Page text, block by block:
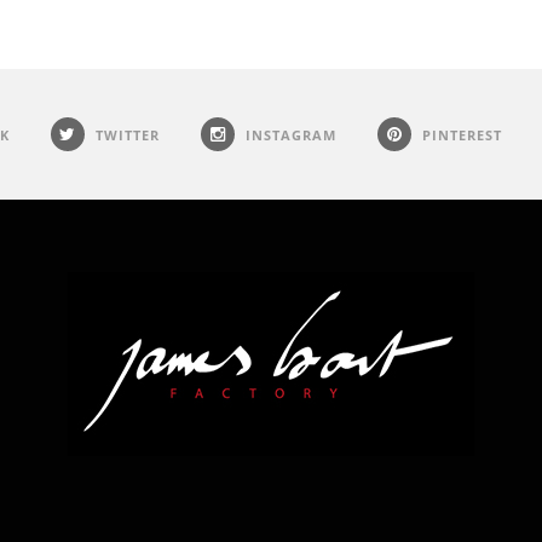
TWITTER INSTAGRAM PINTEREST